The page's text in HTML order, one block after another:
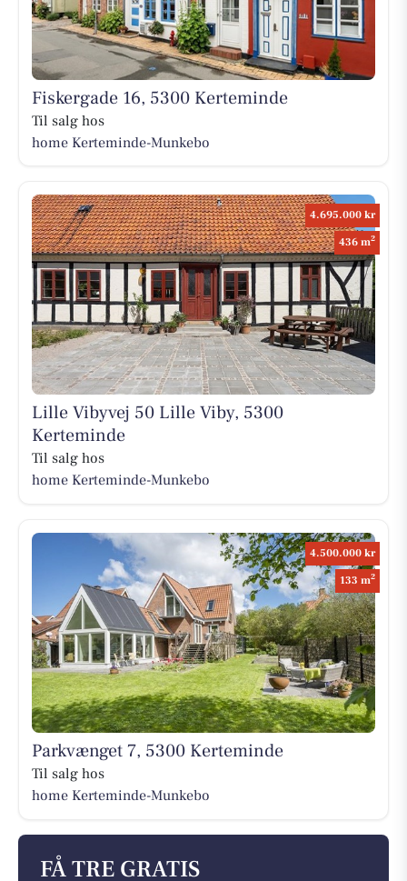
Fiskergade 16, 5300 Kerteminde
Til salg hos
home Kerteminde-Munkebo
4.695.000 kr
436 m2
Lille Vibyvej 50 Lille Viby, 5300
Kerteminde
Til salg hos
home Kerteminde-Munkebo
4.500.000 kr
133 m2
Parkvænget 7, 5300 Kerteminde
Til salg hos
home Kerteminde-Munkebo
FÅ TRE GRATIS